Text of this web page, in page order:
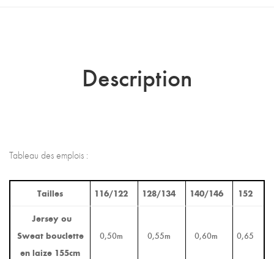
Description
Tableau des emplois :
Tailles 116/122 128/134 140/146 152
Jersey ou
Sweat bouclette
en laize 155cm
0,50m 0,55m 0,60m 0,65